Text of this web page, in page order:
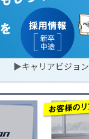
▶キャリアビジョン